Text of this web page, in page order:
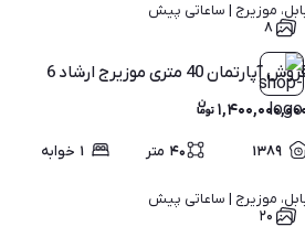
موزیرج | ساعاتی پیش
۸
آپارتمان 40 متری موزیرج ارشاد 6
۱۳۸۹ ۴۰ متر ۱ خوابه
موزیرج | ساعاتی پیش
۲۰